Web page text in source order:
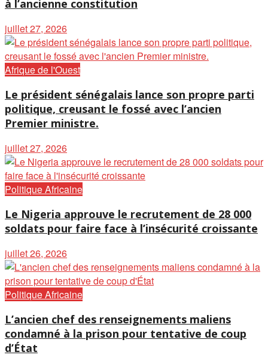
à l’ancienne constitution
juillet 27, 2026
Afrique de l'Ouest
Le président sénégalais lance son propre parti
politique, creusant le fossé avec l’ancien
Premier ministre.
juillet 27, 2026
Politique Africaine
Le Nigeria approuve le recrutement de 28 000
soldats pour faire face à l’insécurité croissante
juillet 26, 2026
Politique Africaine
L’ancien chef des renseignements maliens
condamné à la prison pour tentative de coup
d’État